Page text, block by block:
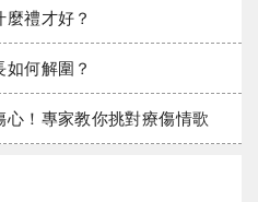
禮才好？
何解圍？
心！專家教你挑對療傷情歌